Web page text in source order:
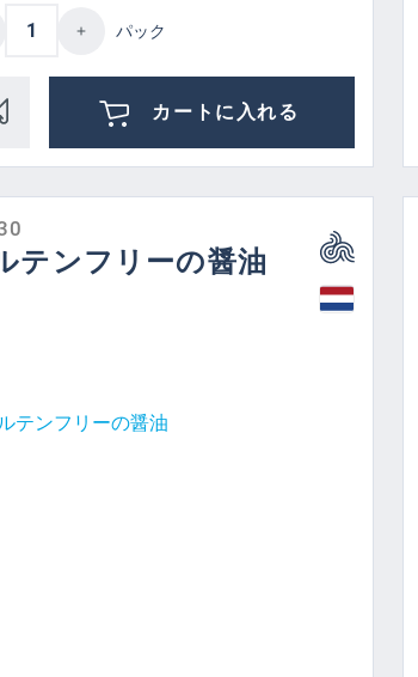
Quantity: Enter the
パック
カートに入れる
テンフリーの醤油